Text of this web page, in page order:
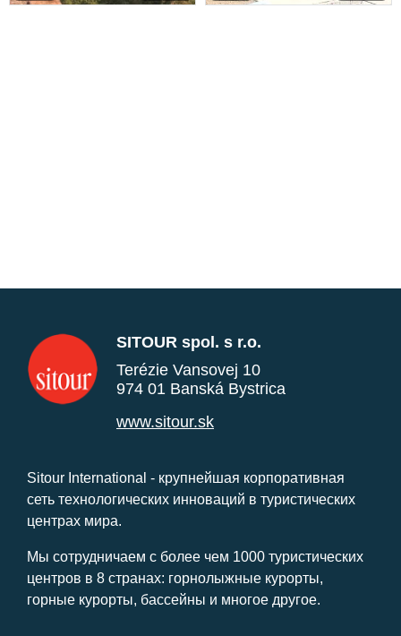
SITOUR spol. s r.o.
Terézie Vansovej 10
974 01 Banská Bystrica
www.sitour.sk
Sitour International - крупнейшая корпоративная
сеть технологических инноваций в туристических
центрах мира.
Мы сотрудничаем с более чем 1000 туристических
центров в 8 странах: горнолыжные курорты,
горные курорты, бассейны и многое другое.